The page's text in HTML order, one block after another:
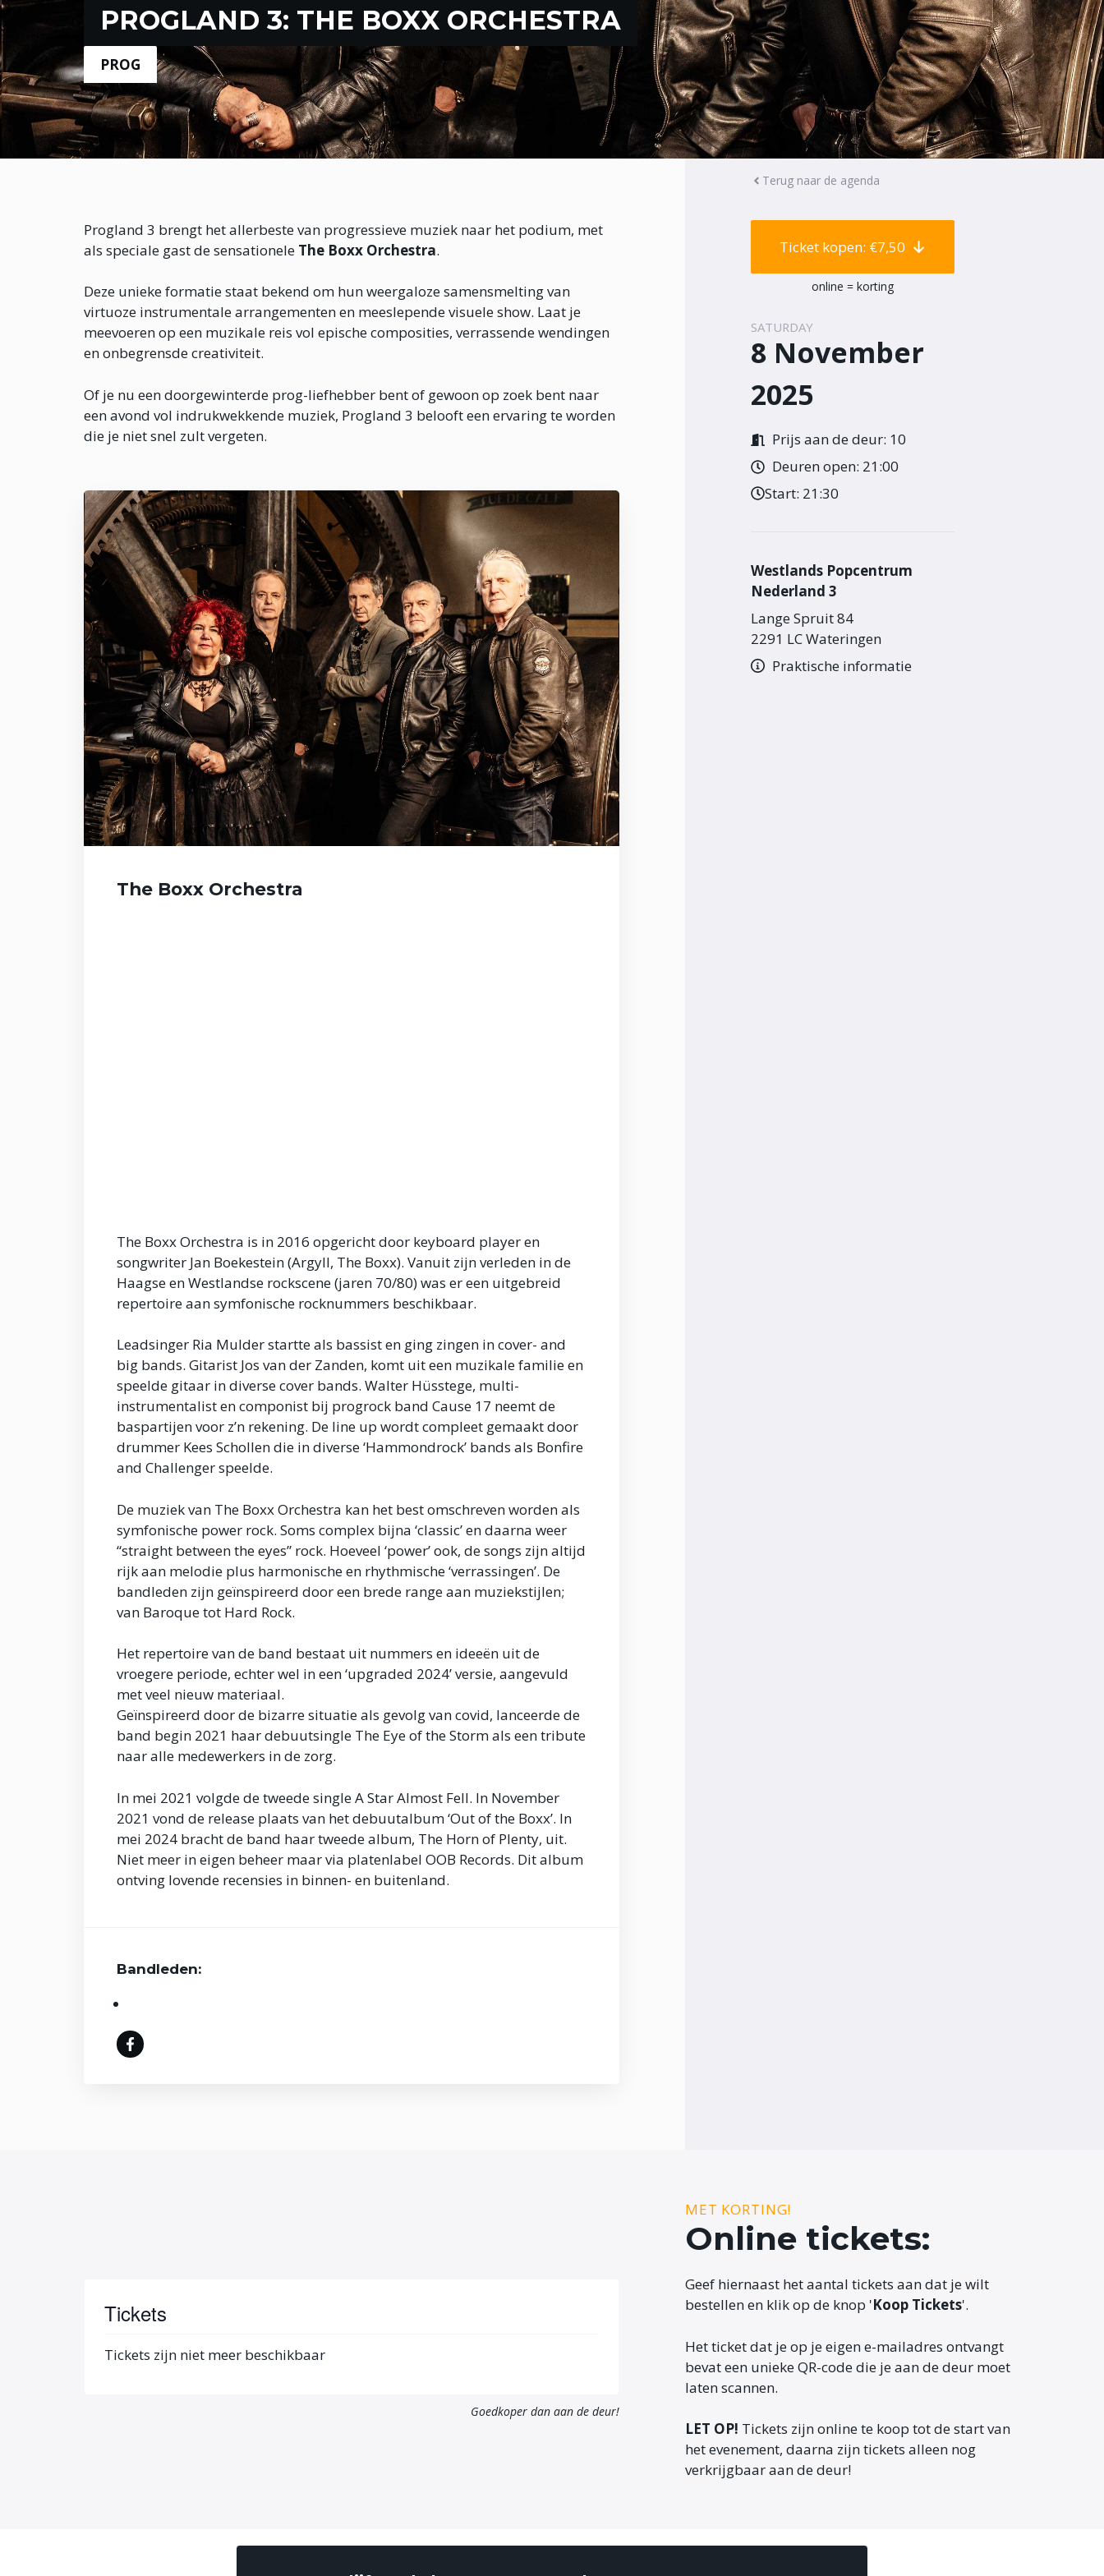
PROGLAND 3: THE BOXX ORCHESTRA
PROG
Progland 3 brengt het allerbeste van progressieve muziek naar het podium, met
als speciale gast de sensationele The Boxx Orchestra.
Deze unieke formatie staat bekend om hun weergaloze samensmelting van
virtuoze instrumentale arrangementen en meeslepende visuele show. Laat je
meevoeren op een muzikale reis vol epische composities, verrassende wendingen
en onbegrensde creativiteit.
Of je nu een doorgewinterde prog-liefhebber bent of gewoon op zoek bent naar
een avond vol indrukwekkende muziek, Progland 3 belooft een ervaring te worden
die je niet snel zult vergeten.
The Boxx Orchestra
The Boxx Orchestra is in 2016 opgericht door keyboard player en
songwriter Jan Boekestein (Argyll, The Boxx). Vanuit zijn verleden in de
Haagse en Westlandse rockscene (jaren 70/80) was er een uitgebreid
repertoire aan symfonische rocknummers beschikbaar.
Leadsinger Ria Mulder startte als bassist en ging zingen in cover- and
big bands. Gitarist Jos van der Zanden, komt uit een muzikale familie en
speelde gitaar in diverse cover bands. Walter Hüsstege, multi-
instrumentalist en componist bij progrock band Cause 17 neemt de
baspartijen voor z’n rekening. De line up wordt compleet gemaakt door
drummer Kees Schollen die in diverse ‘Hammondrock’ bands als Bonfire
and Challenger speelde.
De muziek van The Boxx Orchestra kan het best omschreven worden als
symfonische power rock. Soms complex bijna ‘classic’ en daarna weer
“straight between the eyes” rock. Hoeveel ‘power’ ook, de songs zijn altijd
rijk aan melodie plus harmonische en rhythmische ‘verrassingen’. De
bandleden zijn geïnspireerd door een brede range aan muziekstijlen;
van Baroque tot Hard Rock.
Het repertoire van de band bestaat uit nummers en ideeën uit de
vroegere periode, echter wel in een ‘upgraded 2024’ versie, aangevuld
met veel nieuw materiaal.
Geïnspireerd door de bizarre situatie als gevolg van covid, lanceerde de
band begin 2021 haar debuutsingle The Eye of the Storm als een tribute
naar alle medewerkers in de zorg.
In mei 2021 volgde de tweede single A Star Almost Fell. In November
2021 vond de release plaats van het debuutalbum ‘Out of the Boxx’. In
mei 2024 bracht de band haar tweede album, The Horn of Plenty, uit.
Niet meer in eigen beheer maar via platenlabel OOB Records. Dit album
ontving lovende recensies in binnen- en buitenland.
Bandleden:
Terug naar de agenda
Ticket kopen: €7,50
online = korting
SATURDAY
8 November
2025
Prijs aan de deur: 10
Deuren open: 21:00
Start: 21:30
Westlands Popcentrum
Nederland 3
Lange Spruit 84
2291 LC Wateringen
Praktische informatie
Tickets
Tickets zijn niet meer beschikbaar
Goedkoper dan aan de deur!
MET KORTING!
Online tickets:
Geef hiernaast het aantal tickets aan dat je wilt
bestellen en klik op de knop 'Koop Tickets'.
Het ticket dat je op je eigen e-mailadres ontvangt
bevat een unieke QR-code die je aan de deur moet
laten scannen.
LET OP! Tickets zijn online te koop tot de start van
het evenement, daarna zijn tickets alleen nog
verkrijgbaar aan de deur!